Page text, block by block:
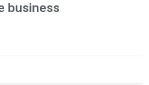
business